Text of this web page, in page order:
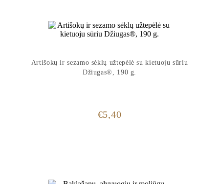
Artišokų ir sezamo sėklų užtepėlė su kietuoju sūriu
Džiugas®, 190 g.
€5,40